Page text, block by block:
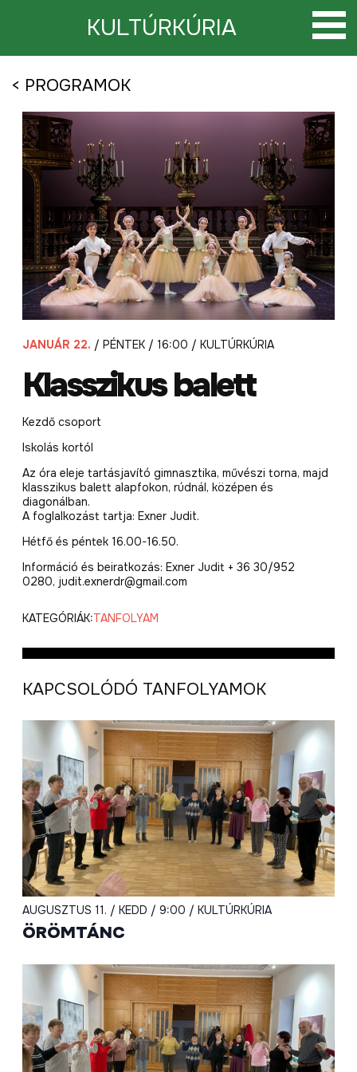
KULTÚRKÚRIA
< PROGRAMOK
JANUÁR 22. / PÉNTEK / 16:00 / KULTÚRKÚRIA
Klasszikus balett
Kezdő csoport
Iskolás kortól
Az óra eleje tartásjavító gimnasztika, művészi torna, majd
klasszikus balett alapfokon, rúdnál, középen és
diagonálban.
A foglalkozást tartja: Exner Judit.
Hétfő és péntek 16.00-16.50.
Információ és beiratkozás: Exner Judit + 36 30/952
0280, judit.exnerdr@gmail.com
KATEGÓRIÁK:TANFOLYAM
KAPCSOLÓDÓ TANFOLYAMOK
AUGUSZTUS 11. / KEDD / 9:00 / KULTÚRKÚRIA
ÖRÖMTÁNC